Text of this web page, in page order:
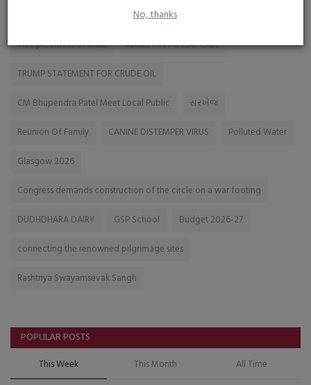
No, thanks
vice precident of india
ARREST IN POCSO CASE
TRUMP STATEMENT FOR CRUDE OIL
CM Bhupendra Patel Meet Local Public
સરખેજ
Reunion Of Family
CANINE DISTEMPER VIRUS
Polluted Water
Glasgow 2026
Congress demands construction of the circle on a war footing
DUDHDHARA DAIRY
GSP School
Budget 2026-27
connecting the renowned pilgrimage sites
Rashtriya Swayamsevak Sangh
POPULAR POSTS
This Week This Month All Time